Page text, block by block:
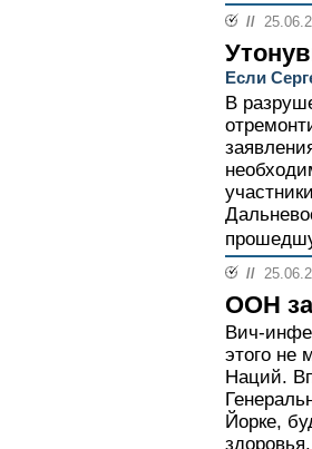
//
Если
В
//
ООН
Вич-
этого не
Наций.
Йорке,